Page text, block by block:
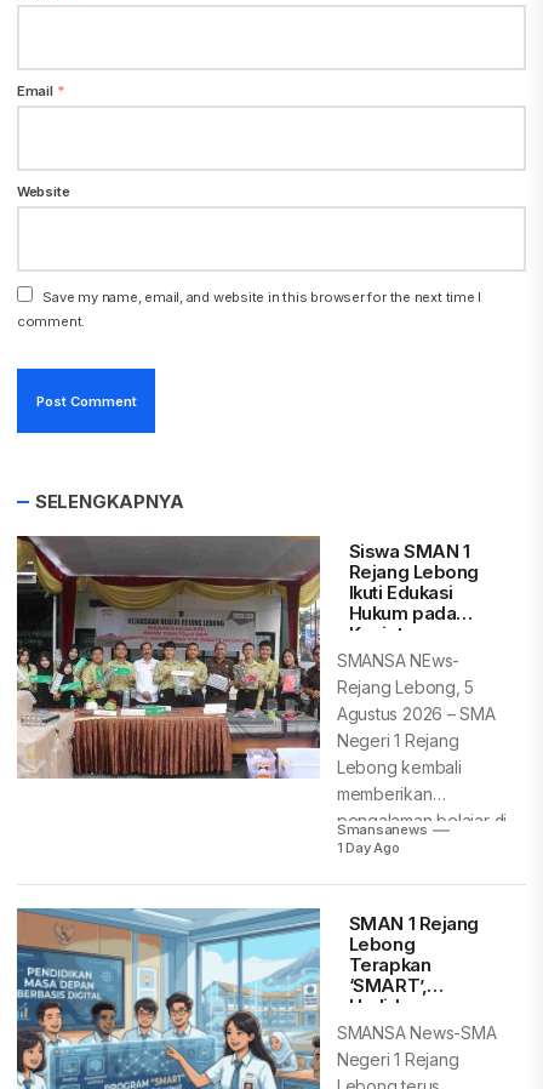
Email *
Website
Save my name, email, and website in this browser for the next time I
comment.
SELENGKAPNYA
Siswa SMAN 1
Rejang Lebong
Ikuti Edukasi
Hukum pada
Kegiatan
Pemusnahan
Barang Bukti
Kejari Rejang
Lebong
SMANSA NEws-
Rejang Lebong, 5
Agustus 2026 – SMA
Negeri 1 Rejang
Lebong kembali
memberikan
pengalaman belajar di
luar kelas...
Smansanews
1 Day Ago
SMAN 1 Rejang
Lebong
Terapkan
‘SMART’,
Hadirkan
Pendidikan Masa
Depan Berbasis
Digital
SMANSA News-SMA
Negeri 1 Rejang